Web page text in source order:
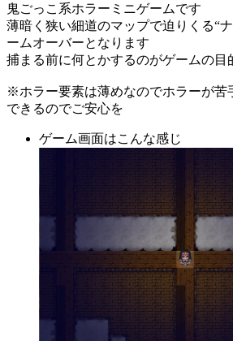
鬼ごっこ系ホラーミニゲームです
薄暗く狭い細道のマップで迫りくる“
ームオーバーとなります
捕まる前に何とかするのがゲームの目
※ホラー要素は薄めなのでホラーが苦
できるのでご安心を
ゲーム画面はこんな感じ